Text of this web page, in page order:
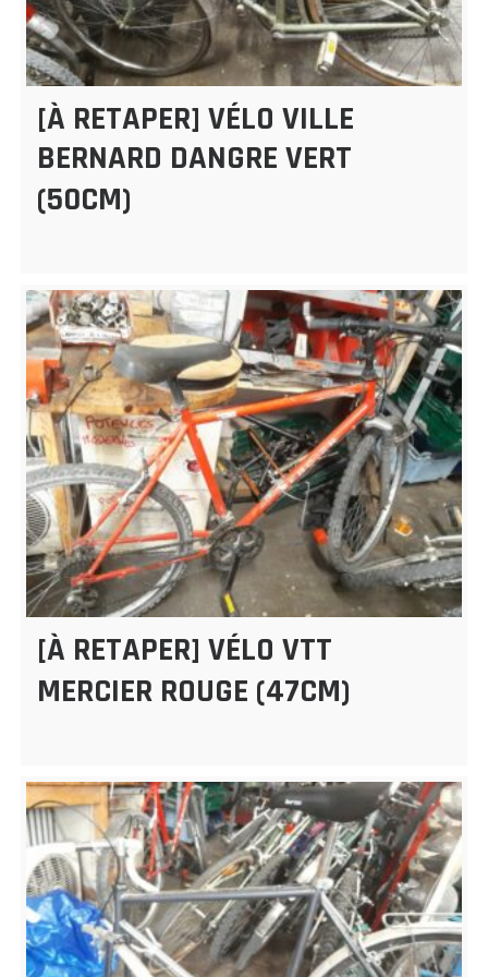
[À RETAPER] VÉLO VILLE
BERNARD DANGRE VERT
(50CM)
[À RETAPER] VÉLO VTT
MERCIER ROUGE (47CM)